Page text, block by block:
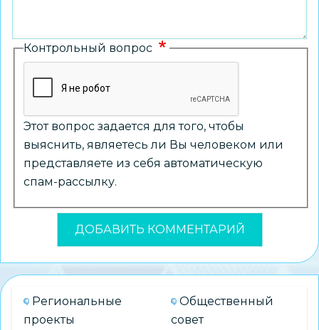
Контрольный вопрос
Этот вопрос задается для того, чтобы
выяснить, являетесь ли Вы человеком или
представляете из себя автоматическую
спам-рассылку.
Региональные
проекты
Общественный
совет